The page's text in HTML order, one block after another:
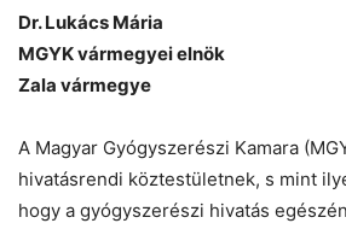
Dr. Lukács Mária
MGYK vármegyei elnök
Zala vármegye
A Magyar Gyógyszerészi Kamara
hivatásrendi köztestületnek, s mint
hogy a gyógyszerészi hivatás